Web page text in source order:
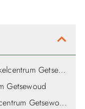
Openingstijden van winkelcentrum Getsewoud
Getsewoud
Supermarkten bij winkelcentrum Getsewoud